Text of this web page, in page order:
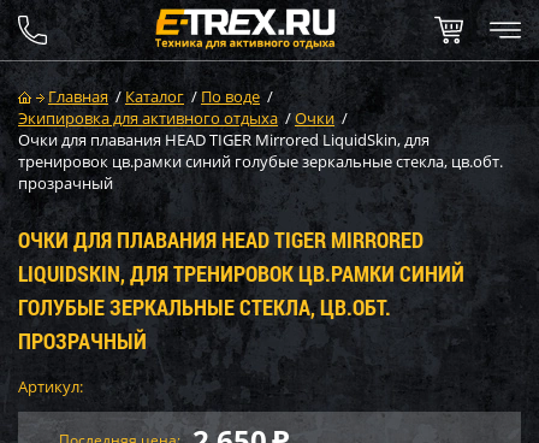
Главная / Каталог / По воде /
Экипировка для активного отдыха /Очки /
Очки для плавания HEAD TIGER Mirrored LiquidSkin, для
тренировок цв.рамки синий голубые зеркальные стекла, цв.обт.
прозрачный
ОЧКИ ДЛЯ ПЛАВАНИЯ HEAD TIGER MIRRORED
LIQUIDSKIN, ДЛЯ ТРЕНИРОВОК ЦВ.РАМКИ СИНИЙ
ГОЛУБЫЕ ЗЕРКАЛЬНЫЕ СТЕКЛА, ЦВ.ОБТ.
ПРОЗРАЧНЫЙ
Артикул: